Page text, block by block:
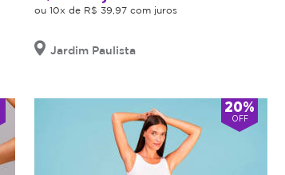
ou 10x de R$ 39,97 com juros
Jardim Paulista
20%
OFF